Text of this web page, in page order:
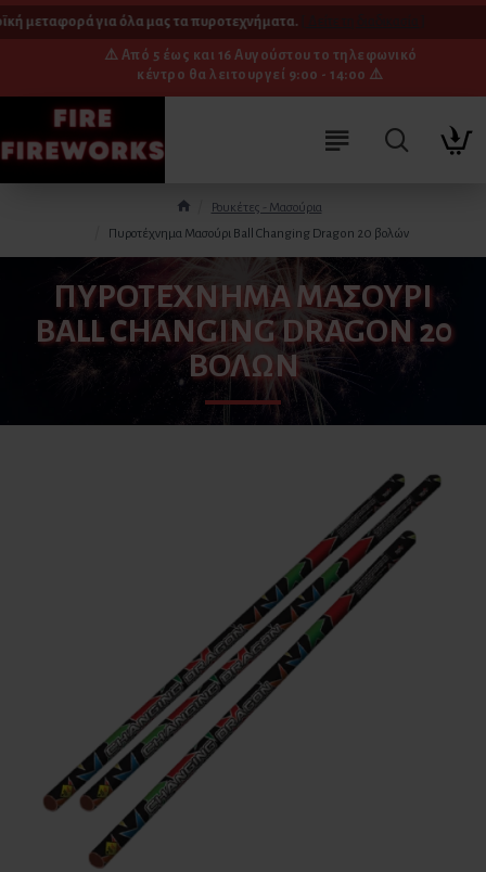
για όλα μας τα πυροτεχνήματα.[ Δείτε τη διαδικασία ]
⚠️ Από 5 έως και 16 Αυγούστου το τηλεφωνικό
κέντρο θα λειτουργεί 9:00 - 14:00 ⚠️
Ρουκέτες - Μασούρια
Πυροτέχνημα Μασούρι Ball Changing Dragon 20 βολών
ΠΥΡΟΤΈΧΝΗΜΑ ΜΑΣΟΎΡΙ
BALL CHANGING DRAGON 20
ΒΟΛΏΝ